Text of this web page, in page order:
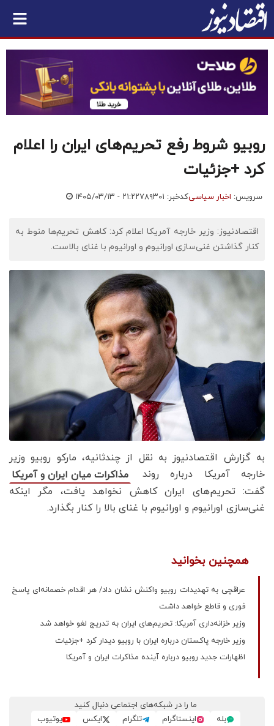
روبیو شروط رفع تحریم‌های ایران را اعلام
کرد +جزئیات
سرویس: اخبار سیاسیکدخبر: ۷۸۹۳۰۱ ۱۴۰۵/۰۳/۱۳ - ۲۱:۲۲
اقتصادنیوز: وزیر خارجه آمریکا اعلام کرد: کاهش تحریم‌ها منوط به
کنار گذاشتن غنی‌سازی اورانیوم و اورانیوم با غنای بالاست.
به گزارش اقتصادنیوز به نقل از چندثانیه، مارکو روبیو وزیر
خارجه آمریکا درباره روند
مذاکرات میان ایران و آمریکا
گفت: تحریم‌های ایران کاهش نخواهد یافت، مگر اینکه
غنی‌سازی اورانیوم و اورانیوم با غنای بالا را کنار بگذارد.
همچنین بخوانید
عراقچی به تهدیدات روبیو واکنش نشان داد/ هر اقدام خصمانه‌ای پاسخ
فوری و قاطع خواهد داشت
وزیر خزانه‌داری آمریکا: تحریم‌های ایران به تدریج لغو خواهد شد
وزیر خارجه پاکستان درباره ایران با روبیو دیدار کرد +جزئیات
اظهارات جدید روبیو درباره آینده مذاکرات ایران و آمریکا
ما را در شبکه‌های اجتماعی دنبال کنید
بله
اینستاگرام تلگرام ایکس یوتیوب